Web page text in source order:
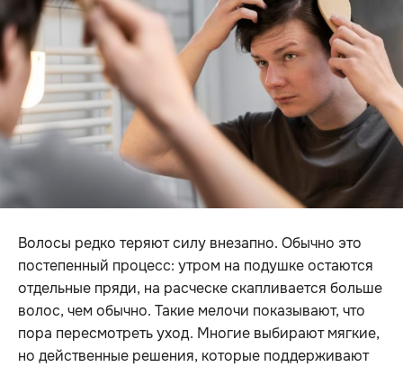
Волосы редко теряют силу внезапно. Обычно это
постепенный процесс: утром на подушке остаются
отдельные пряди, на расческе скапливается больше
волос, чем обычно. Такие мелочи показывают, что
пора пересмотреть уход. Многие выбирают мягкие,
но действенные решения, которые поддерживают